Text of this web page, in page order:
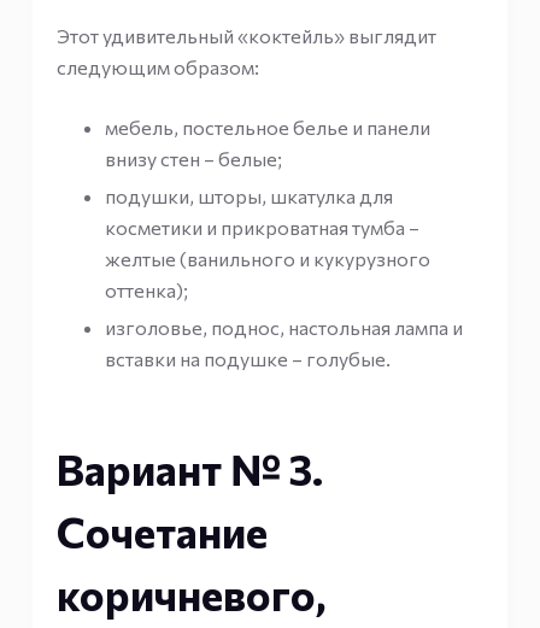
Этот удивительный «коктейль» выглядит
следующим образом:
мебель, постельное белье и панели
внизу стен – белые;
подушки, шторы, шкатулка для
косметики и прикроватная тумба –
желтые (ванильного и кукурузного
оттенка);
изголовье, поднос, настольная лампа и
вставки на подушке – голубые.
Вариант № 3.
Сочетание
коричневого,